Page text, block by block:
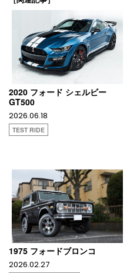
2020 フォード シェルビー
GT500
2026.06.18
TEST RIDE
1975 フォードブロンコ
2026.02.27